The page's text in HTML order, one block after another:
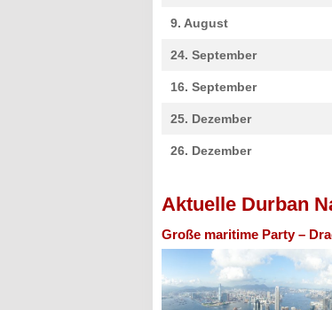
9. August
24. September
16. September
25. Dezember
26. Dezember
Aktuelle Durban
Große maritime Party –